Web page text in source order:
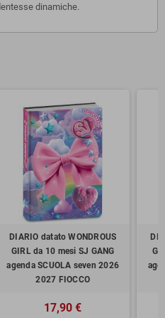
dinamiche.
DIARIO datato WONDROUS
GIRL da 10 mesi SJ GANG
agenda SCUOLA seven 2026
2027 FIOCCO
17,90 €